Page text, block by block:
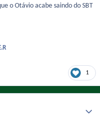
o Otávio acabe saindo do SBT
1